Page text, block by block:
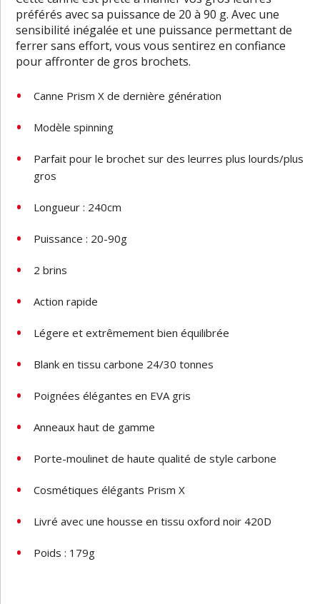
préférés avec sa puissance de 20 à 90 g. Avec une
sensibilité inégalée et une puissance permettant de
ferrer sans effort, vous vous sentirez en confiance
pour affronter de gros brochets.
Canne Prism X de dernière génération
Modèle spinning
Parfait pour le brochet sur des leurres plus lourds/plus
gros
Longueur : 240cm
Puissance : 20-90g
2 brins
Action rapide
Légere et extrêmement bien équilibrée
Blank en tissu carbone 24/30 tonnes
Poignées élégantes en EVA gris
Anneaux haut de gamme
Porte-moulinet de haute qualité de style carbone
Cosmétiques élégants Prism X
Livré avec une housse en tissu oxford noir 420D
Poids : 179g